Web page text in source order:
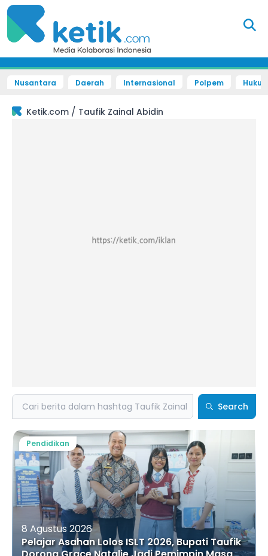
Nusantara Daerah Internasional Polpem
Ketik.com / Taufik Zainal Abidin
Search Search
8 Agustus 2026
Pelajar Asahan Lolos ISLT 2026, Bupati Taufik
Pendidikan